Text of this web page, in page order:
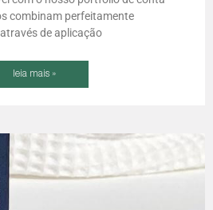
combinam perfeitamente
de aplicação
leia mais »